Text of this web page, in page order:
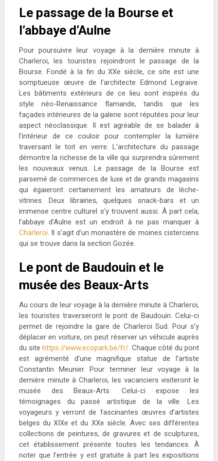
Le passage de la Bourse et
l’abbaye d’Aulne
Pour poursuivre leur voyage à la dernière minute à
Charleroi, les touristes rejoindront le passage de la
Bourse. Fondé à la fin du XXe siècle, ce site est une
somptueuse œuvre de l’architecte Edmond Legraive.
Les bâtiments extérieurs de ce lieu sont inspirés du
style néo-Renaissance flamande, tandis que les
façades intérieures de la galerie sont réputées pour leur
aspect néoclassique. Il est agréable de se balader à
l’intérieur de ce couloir pour contempler la lumière
traversant le toit en verre. L’architecture du passage
démontre la richesse de la ville qui surprendra sûrement
les nouveaux venus. Le passage de la Bourse est
parsemé de commerces de luxe et de grands magasins
qui égaieront certainement les amateurs de lèche-
vitrines. Deux librairies, quelques snack-bars et un
immense centre culturel s’y trouvent aussi. À part cela,
l’abbaye d’Aulne est un endroit à ne pas manquer à
Charleroi. Il s’agit d’un monastère de moines cisterciens
qui se trouve dans la section Gozée.
Le pont de Baudouin et le
musée des Beaux-Arts
Au cours de leur voyage à la dernière minute à Charleroi,
les touristes traverseront le pont de Baudouin. Celui-ci
permet de rejoindre la gare de Charleroi Sud. Pour s’y
déplacer en voiture, on peut réserver un véhicule auprès
du site https://www.ecopark.be/fr/. Chaque côté du pont
est agrémenté d’une magnifique statue de l’artiste
Constantin Meunier. Pour terminer leur voyage à la
dernière minute à Charleroi, les vacanciers visiteront le
musée des Beaux-Arts. Celui-ci expose les
témoignages du passé artistique de la ville. Les
voyageurs y verront de fascinantes œuvres d’artistes
belges du XIXe et du XXe siècle. Avec ses différentes
collections de peintures, de gravures et de sculptures,
cet établissement présente toutes les tendances. À
noter que l’entrée y est gratuite à part les expositions